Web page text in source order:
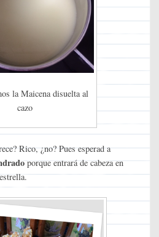
la Maicena disuelta al
cazo
Rico, ¿no? Pues esperad a
porque entrará de cabeza en